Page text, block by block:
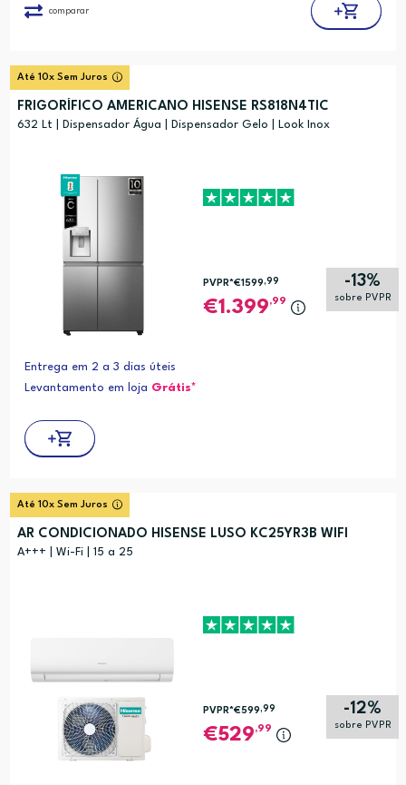
comparar
Até 10x Sem Juros
FRIGORÍFICO AMERICANO HISENSE RS818N4TIC
632 Lt | Dispensador Água | Dispensador Gelo | Look Inox
-13%
sobre PVPR
PVPR*€1599,99
1.399,99
Entrega em 2 a 3 dias úteis
Levantamento em loja Grátis*
Até 10x Sem Juros
AR CONDICIONADO HISENSE LUSO KC25YR3B WIFI
A+++ | Wi-Fi | 15 a 25
-12%
sobre PVPR
PVPR*€599 ,99
529,99